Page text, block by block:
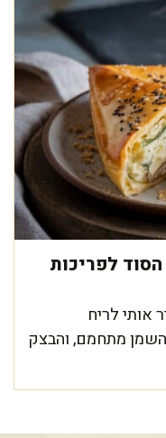
לפריכות
אותי לריח
מתחמם, והבצק